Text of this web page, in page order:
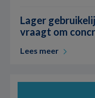
Lager
vraagt om
Lees meer